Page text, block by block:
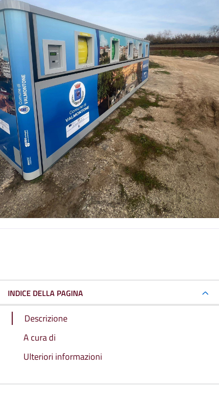
INDICE DELLA PAGINA
Descrizione
A cura di
Ulteriori informazioni